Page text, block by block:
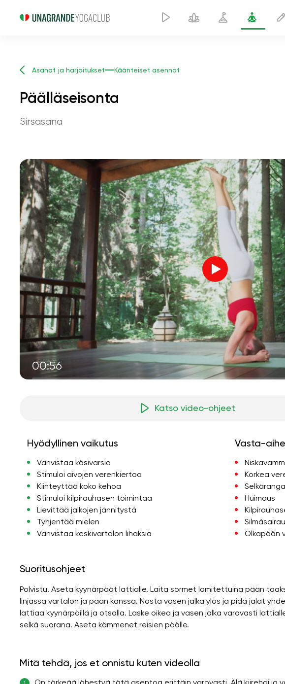
Asanat ja harjoitukset Käänteiset asennot
Päälläseisonta
Sirsasana
00:56
sielun lento
sisäinen
aamun
metsän
kesäsade
vuoren
merituuli
tuulen ääni
Katso video-ohjeet
Hyödyllinen vaikutus
Vahvistaa käsivarsia
Stimuloi aivojen verenkiertoa
Kiinteyttää koko kehoa
Stimuloi kilpirauhasen toimintaa
Lievittää jalkojen jännitystä
Tyhjentää mielen
Vahvistaa keskivartalon lihaksia
Vasta-
Korkea
Huimaus
Olkapään
Suoritusohjeet
Polvistu. Aseta kyynärpäät lattialle. Laita sormet lomitettuina pään
linjassa vartalon ja pään kanssa. Nosta vasen jalka ylös ja pidä jalat
lattiaa kyynärpäillä ja otsalla. Laske oikea ja vasen jalka varovasti
selkä suorana. Aseta kämmenet reisien päälle.
Mitä tehdä, jos et onnistu kuten videolla
On tärkeää lähestyä tätä asentoa erittäin varovasti. Älä kiirehdi ja